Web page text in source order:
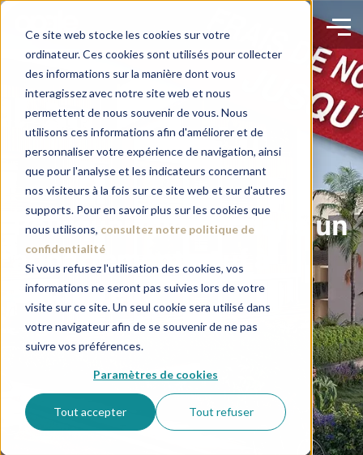
Ce site web stocke les cookies sur votre
ordinateur. Ces cookies sont utilisés pour collecter
des informations sur la manière dont vous
interagissez avec notre site web et nous
permettent de nous souvenir de vous. Nous
utilisons ces informations afin d'améliorer et de
personnaliser votre expérience de navigation, ainsi
que pour l'analyse et les indicateurs concernant
nos visiteurs à la fois sur ce site web et sur d'autres
supports. Pour en savoir plus sur les cookies que
nous utilisons, consultez notre politique de
confidentialité
Si vous refusez l'utilisation des cookies, vos
informations ne seront pas suivies lors de votre
visite sur ce site. Un seul cookie sera utilisé dans
votre navigateur afin de se souvenir de ne pas
suivre vos préférences.
Paramètres de cookies
Tout accepter Tout refuser
Pourquoi investir dans un
appartement neuf à
Saint-Leu